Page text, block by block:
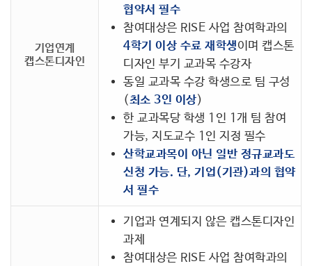
기업연계
캡스톤디자인
협약서 필수
참여대상은 RISE 사업 참여학과의
4학기 이상 수료 재학생이며 캡스톤
디자인 부기 교과목 수강자
동일 교과목 수강 학생으로 팀 구성
(최소 3인 이상)
한 교과목당 학생 1인 1개 팀 참여
가능, 지도교수 1인 지정 필수
산학교과목이 아닌 일반 정규교과도
신청 가능. 단, 기업(기관)과의 협약
서 필수
기업과 연계되지 않은 캡스톤디자인
과제
참여대상은 RISE 사업 참여학과의